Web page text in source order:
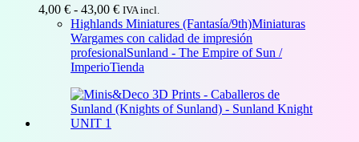
4,00 € - 43,00 €Rango
de
precios:
desde
4,00 €
43,00 €
IVA incl.
Highlands Miniatures (Fantasía/9th)Miniaturas
Wargames con calidad de impresión
profesionalSunland - The Empire of Sun /
ImperioTienda